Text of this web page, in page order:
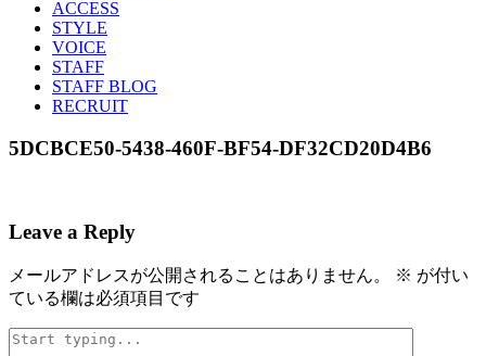
ACCESS
STYLE
VOICE
STAFF
STAFF BLOG
RECRUIT
5DCBCE50-5438-460F-BF54-DF32CD20D4B6
Leave a Reply
メールアドレスが公開されることはありません。 ※ が付い
ている欄は必須項目です